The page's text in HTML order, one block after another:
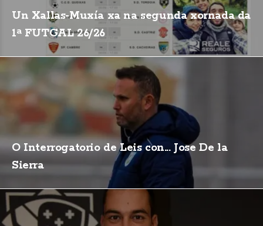
Un Xallas-Muxía xa na segunda xornada da
1ª FUTGAL 26/26
O Interrogatorio de Leis con... Jose De la
Sierra